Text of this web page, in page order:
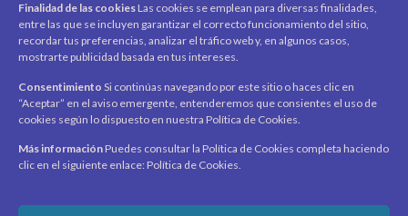
Finalidad de las cookies Las cookies se emplean para diversas finalidades,
entre las que se incluyen garantizar el correcto funcionamiento del sitio,
recordar tus preferencias, analizar el tráfico web y, en algunos casos,
mostrarte publicidad basada en tus intereses.
Consentimiento Si continúas navegando por este sitio o haces clic en
“Aceptar” en el aviso emergente, entenderemos que consientes el uso de
cookies según lo dispuesto en nuestra Política de Cookies.
Más información Puedes consultar la Política de Cookies completa haciendo
clic en el siguiente enlace: Política de Cookies.
Productos / Servicios
Asociados
Acerca deContactoNoticias
SÍGUENOS
Encuéntranos en redes sociales y mantente al día con
novedades y promociones.
Recibe novedades y promociones en tu correo.